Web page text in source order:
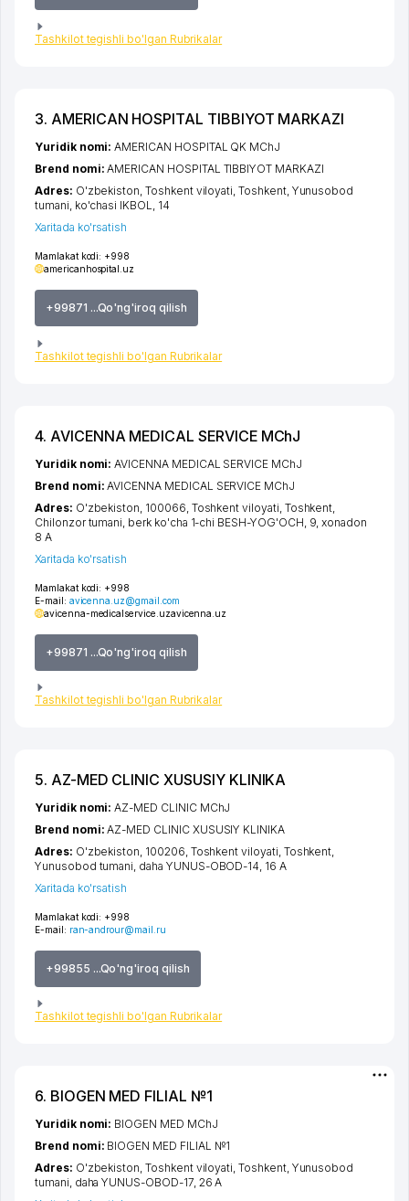
Tashkilot tegishli bo'lgan Rubrikalar
3. AMERICAN HOSPITAL TIBBIYOT MARKAZI
Mamlakat kodi: +998
americanhospital.uz
+99871 ...Qo'ng'iroq qilish
Tashkilot tegishli bo'lgan Rubrikalar
Yuridik nomi:AMERICAN HOSPITAL QK MChJ
Brend nomi:AMERICAN HOSPITAL TIBBIYOT MARKAZI
Adres: O'zbekiston,Toshkent viloyati,Toshkent, Yunusobod
tumani, ko'chasi IKBOL, 14
Xaritada ko'rsatish
4. AVICENNA MEDICAL SERVICE MChJ
Mamlakat kodi: +998
E-mail: avicenna.uz@gmail.com
avicenna-medicalservice.uzavicenna.uz
+99871 ...Qo'ng'iroq qilish
Tashkilot tegishli bo'lgan Rubrikalar
Yuridik nomi:AVICENNA MEDICAL SERVICE MChJ
Brend nomi:AVICENNA MEDICAL SERVICE MChJ
Adres: O'zbekiston, 100066, Toshkent viloyati Toshkent
Chilonzor tumani berk ko'cha 1-chi BESH-YOG'OCH , 9, xonadon
8 A
Xaritada ko'rsatish
5. AZ-MED CLINIC XUSUSIY KLINIKA
Mamlakat kodi: +998
E-mail: ran-androur@mail.ru
+99855 ...Qo'ng'iroq qilish
Tashkilot tegishli bo'lgan Rubrikalar
Yuridik nomi:AZ-MED CLINIC MChJ
Brend nomi:AZ-MED CLINIC XUSUSIY KLINIKA
Adres: O'zbekiston, 100206, Toshkent viloyati Toshkent
Yunusobod tumani daha YUNUS-OBOD-14 , 16 А
Xaritada ko'rsatish
6. BIOGEN MED FILIAL №1
Yuridik nomi: BIOGEN MED MChJ
Brend nomi: BIOGEN MED FILIAL №1
Adres: O'zbekiston,Toshkent viloyati,Toshkent, Yunusobod
tumani, daha YUNUS-OBOD-17, 26 А